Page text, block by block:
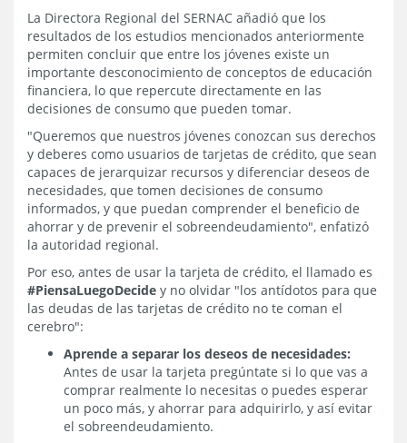
La Directora Regional del SERNAC añadió que los
resultados de los estudios mencionados anteriormente
permiten concluir que entre los jóvenes existe un
importante desconocimiento de conceptos de educación
financiera, lo que repercute directamente en las
decisiones de consumo que pueden tomar.
"Queremos que nuestros jóvenes conozcan sus derechos
y deberes como usuarios de tarjetas de crédito, que sean
capaces de jerarquizar recursos y diferenciar deseos de
necesidades, que tomen decisiones de consumo
informados, y que puedan comprender el beneficio de
ahorrar y de prevenir el sobreendeudamiento", enfatizó
la autoridad regional.
Por eso, antes de usar la tarjeta de crédito, el llamado es
#PiensaLuegoDecide y no olvidar "los antídotos para que
las deudas de las tarjetas de crédito no te coman el
cerebro":
Aprende a separar los deseos de necesidades:
Antes de usar la tarjeta pregúntate si lo que vas a
comprar realmente lo necesitas o puedes esperar
un poco más, y ahorrar para adquirirlo, y así evitar
el sobreendeudamiento.